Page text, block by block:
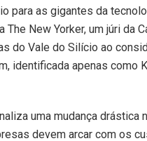
para as gigantes da
New Yorker, um júri da
do Vale do Silício ao
identificada apenas como
uma mudança drástica
devem arcar com os